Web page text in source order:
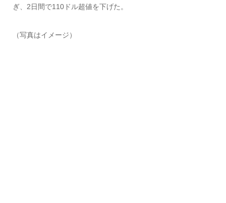
ぎ、2日間で110ドル超値を下げた。
（写真はイメージ）